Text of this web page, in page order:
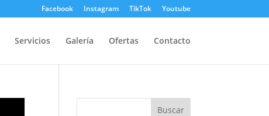
Facebook Instagram TikTok Youtube
Servicios Galería Ofertas Contacto